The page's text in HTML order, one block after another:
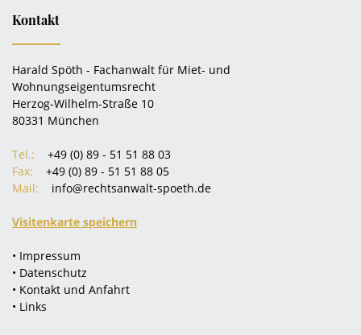
Kontakt
Harald Spöth - Fachanwalt für Miet- und
Wohnungseigentumsrecht
Herzog-Wilhelm-Straße 10
80331 München
Tel.:
+49 (0) 89 - 51 51 88 03
Fax:
+49 (0) 89 - 51 51 88 05
Mail:
info@rechtsanwalt-spoeth.de
Visitenkarte speichern
• Impressum
• Datenschutz
• Kontakt und Anfahrt
• Links